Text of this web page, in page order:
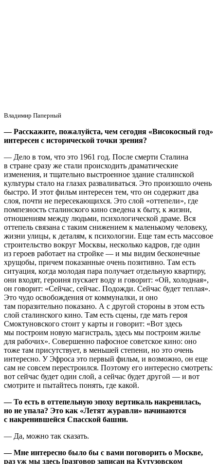
Владимир Паперный
— Расскажите, пожалуйста, чем сегодня «Високосный год»
интересен с исторической точки зрения?
— Дело в том, что это 1961 год. После смерти Сталина
в стране сразу же стали происходить драматические
изменения, и тщательно выстроенное здание сталинской
культуры стало на глазах разваливаться. Это произошло очень
быстро. И этот фильм интересен тем, что он содержит два
слоя, почти не пересекающихся. Это слой «оттепели», где
помпезность сталинского кино сведена к быту, к жизни,
отношениям между людьми, психологической драме. Вся
оттепель связана с таким снижением к маленькому человеку,
жизни улицы, к деталям, к психологии. Еще там есть массовое
строительство вокруг Москвы, несколько кадров, где один
из героев работает на стройке — и мы видим бесконечные
хрущобы, причем показанные очень позитивно. Там есть
ситуация, когда молодая пара получает отдельную квартиру,
они входят, героиня пускает воду и говорит: «Ой, холодная»,
он говорит: «Сейчас, сейчас. Подожди. Сейчас будет теплая».
Это чудо освобождения от коммуналки, и оно
там поразительно показано. А с другой стороны в этом есть
слой сталинского кино. Там есть сцены, где мать героя
Смоктуновского стоит у карты и говорит: «Вот здесь
мы построим новую магистраль, здесь мы построим жилье
для рабочих». Совершенно пафосное советское кино: оно
тоже там присутствует, в меньшей степени, но это очень
интересно. У Эфроса это первый фильм, и возможно, он еще
сам не совсем перестроился. Поэтому его интересно смотреть:
вот сейчас будет один слой, а сейчас будет другой — и вот
смотрите и пытайтесь понять, где какой.
— То есть в оттепельную эпоху вертикаль накренилась,
но не упала? Это как «Летят журавли» начинаются
с накренившейся Спасской башни.
— Да, можно так сказать.
— Мне интересно было бы с вами поговорить о Москве,
раз уж мы здесь [разговор записан на Кутузовском